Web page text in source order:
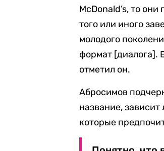
McDonald’s, то
того или иного
молодого
формат [диалога].
отметил он.
Абросимов
название,
которые